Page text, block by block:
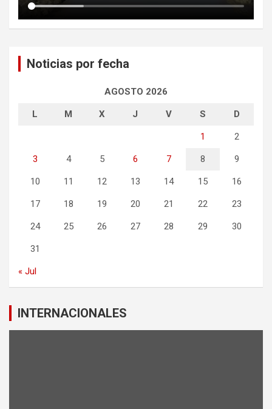
Noticias por fecha
AGOSTO 2026
L M X J V S D
1 2
3 4 5 6 7 8 9
10 11 12 13 14 15 16
17 18 19 20 21 22 23
24 25 26 27 28 29 30
31
« Jul
INTERNACIONALES